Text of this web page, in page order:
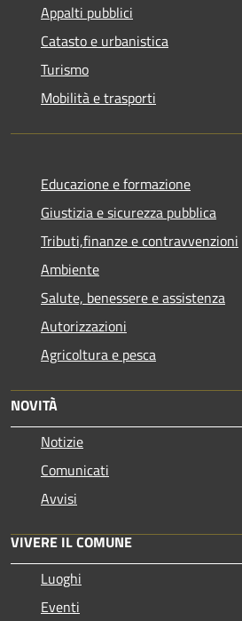
Appalti pubblici
Catasto e urbanistica
Turismo
Mobilità e trasporti
Educazione e formazione
Giustizia e sicurezza pubblica
Tributi,finanze e contravvenzioni
Ambiente
Salute, benessere e assistenza
Autorizzazioni
Agricoltura e pesca
NOVITÀ
Notizie
Comunicati
Avvisi
VIVERE IL COMUNE
Luoghi
Eventi